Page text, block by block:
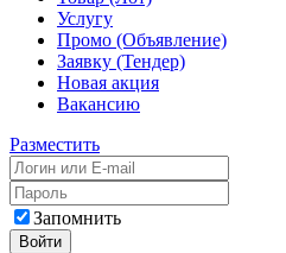
Услугу
Промо (Объявление)
Заявку (Тендер)
Новая акция
Вакансию
Разместить
Запомнить
Войти